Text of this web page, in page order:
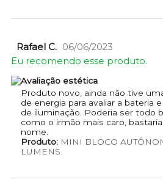
Rafael C. 06/06/2023
Eu recomendo esse produto.
Avaliação estética
Produto novo, ainda não tive
de energia para avaliar a bateria
de iluminação. Poderia ser todo
como o irmão mais caro,
nome.
Produto:MINI BLOCO
LUMENS